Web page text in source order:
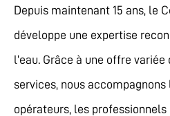
Depuis maintenant 15 ans, le
développe une expertise
l’eau. Grâce à une offre
services, nous
opérateurs, les